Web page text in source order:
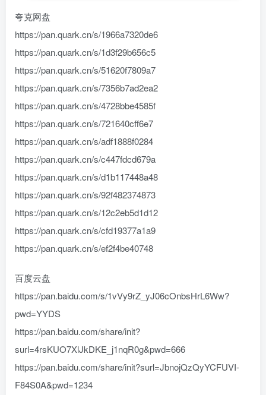
夸克网盘
https://pan.quark.cn/s/1966a7320de6
https://pan.quark.cn/s/1d3f29b656c5
https://pan.quark.cn/s/51620f7809a7
https://pan.quark.cn/s/7356b7ad2ea2
https://pan.quark.cn/s/4728bbe4585f
https://pan.quark.cn/s/721640cff6e7
https://pan.quark.cn/s/adf1888f0284
https://pan.quark.cn/s/c447fdcd679a
https://pan.quark.cn/s/d1b117448a48
https://pan.quark.cn/s/92f482374873
https://pan.quark.cn/s/12c2eb5d1d12
https://pan.quark.cn/s/cfd19377a1a9
https://pan.quark.cn/s/ef2f4be40748
百度云盘
https://pan.baidu.com/s/1vVy9rZ_yJ06cOnbsHrL6Ww?
pwd=YYDS
https://pan.baidu.com/share/init?
surl=4rsKUO7XlJkDKE_j1nqR0g&pwd=666
https://pan.baidu.com/share/init?surl=JbnojQzQyYCFUVI-
F84S0A&pwd=1234